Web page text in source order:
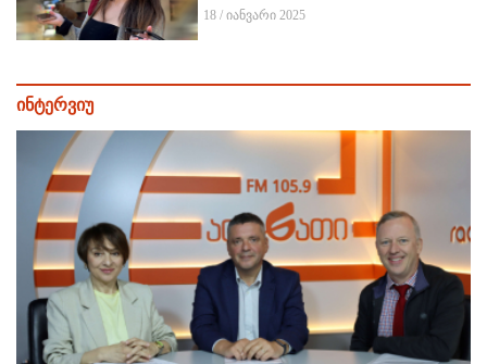
18 / იანვარი 2025
ინტერვიუ